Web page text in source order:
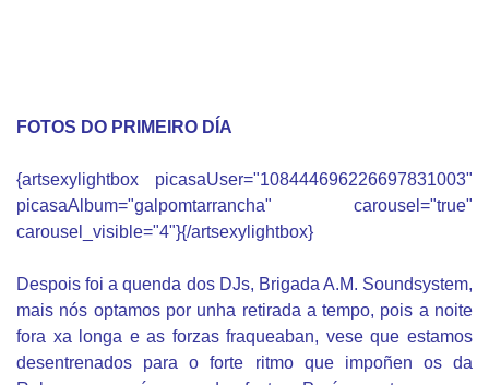
FOTOS DO PRIMEIRO DÍA
{artsexylightbox picasaUser="108444696226697831003"
picasaAlbum="galpomtarrancha" carousel="true"
carousel_visible="4"}{/artsexylightbox}
Despois foi a quenda dos DJs, Brigada A.M. Soundsystem,
mais nós optamos por unha retirada a tempo, pois a noite
fora xa longa e as forzas fraqueaban, vese que estamos
desentrenados para o forte ritmo que impoñen os da